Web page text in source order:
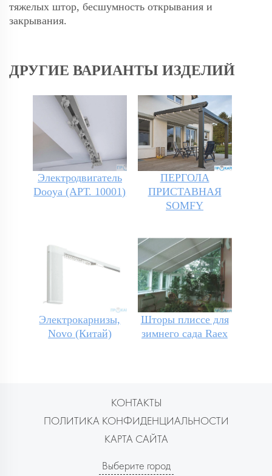
тяжелых штор, бесшумность открывания и
закрывания.
ДРУГИЕ ВАРИАНТЫ ИЗДЕЛИЙ
Электродвигатель
Dooya (АРТ. 10001)
ПЕРГОЛА
ПРИСТАВНАЯ
SOMFY
Электрокарнизы,
Novo (Китай)
Шторы плиссе для
зимнего сада Raex
КОНТАКТЫ
ПОЛИТИКА КОНФИДЕНЦИАЛЬНОСТИ
КАРТА САЙТА
Выберите город